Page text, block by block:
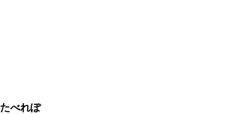
たべれぽ